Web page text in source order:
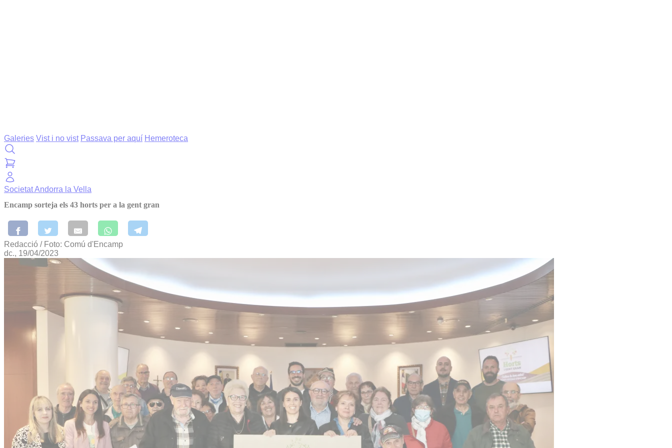
Galeries Vist i no vist Passava per aquí Hemeroteca
SocietatAndorra la Vella
Encamp sorteja els 43 horts per a la gent gran
Redacció / Foto: Comú d'Encamp
dc., 19/04/2023